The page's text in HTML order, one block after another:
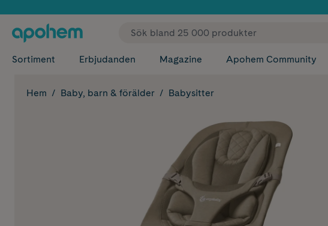
✓ Fri frakt
Sortiment Erbjudanden Magazine Apohem Community
Hem Baby, barn & förälder Babysitter